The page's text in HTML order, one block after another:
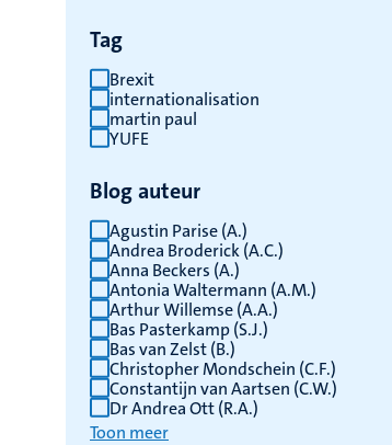
Tag
Brexit
internationalisation
martin paul
YUFE
Blog auteur
Agustin Parise (A.)
Andrea Broderick (A.C.)
Anna Beckers (A.)
Antonia Waltermann (A.M.)
Arthur Willemse (A.A.)
Bas Pasterkamp (S.J.)
Bas van Zelst (B.)
Christopher Mondschein (C.F.)
Constantijn van Aartsen (C.W.)
Dr Andrea Ott (R.A.)
Toon meer